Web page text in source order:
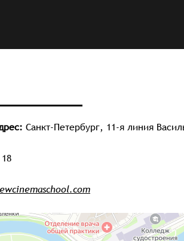
Санкт-Петербург, 11-я линия